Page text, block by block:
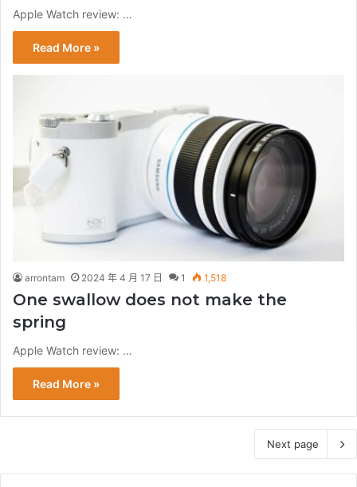
Apple Watch review: …
Read More »
arrontam 2024 年 4 月 17 日 1 1,518
One swallow does not make the
spring
Apple Watch review: …
Read More »
Next page